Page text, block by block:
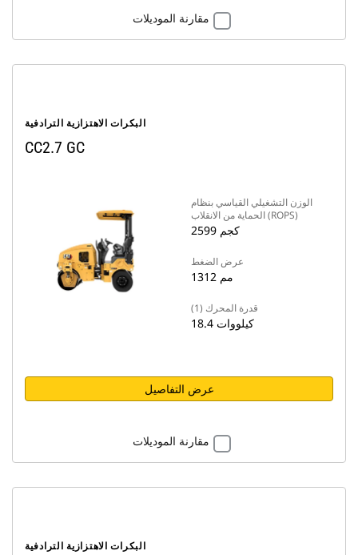
مقارنة الموديلات
البكرات الاهتزازية الترادفية
CC2.7 GC
الوزن التشغيلي القياسي بنظام
الحماية من الانقلاب (ROPS)
2599 كجم
عرض الضغط
1312 مم
قدرة المحرك (1)
18.4 كيلووات
عرض التفاصيل
مقارنة الموديلات
البكرات الاهتزازية الترادفية